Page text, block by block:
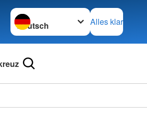
Sprache wechseln zu
Alles klar